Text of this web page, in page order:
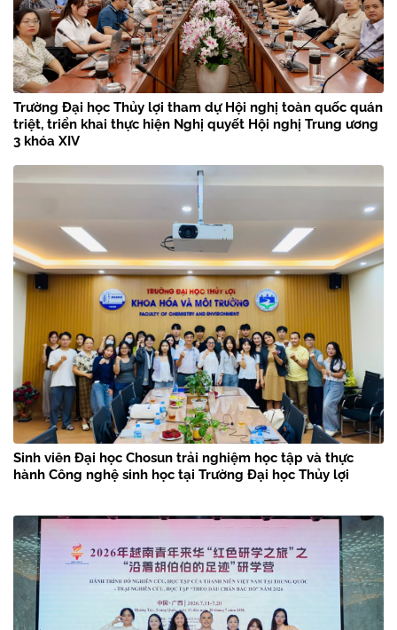
Trường Đại học Thủy lợi tham dự Hội nghị toàn quốc quán
triệt, triển khai thực hiện Nghị quyết Hội nghị Trung ương
3 khóa XIV
Sinh viên Đại học Chosun trải nghiệm học tập và thực
hành Công nghệ sinh học tại Trường Đại học Thủy lợi